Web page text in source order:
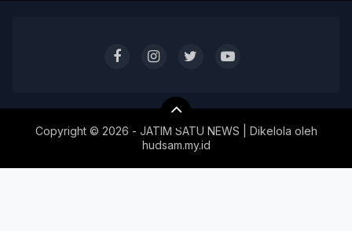
Copyright © 2026 - JATIM SATU NEWS | Dikelola oleh
hudsam.my.id